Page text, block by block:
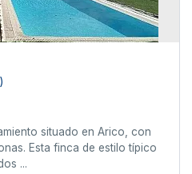
situado en Arico, con
Esta finca de estilo típico
...